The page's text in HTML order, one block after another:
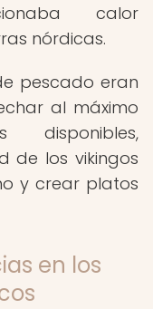
calor
nórdicas.
pescado eran
al máximo
disponibles,
de los vikingos
y crear platos
en los